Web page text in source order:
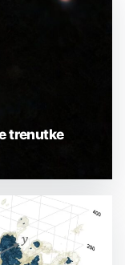
trenutke